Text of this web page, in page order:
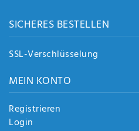
SICHERES BESTELLEN
SSL-Verschlüsselung
MEIN KONTO
Registrieren
Login